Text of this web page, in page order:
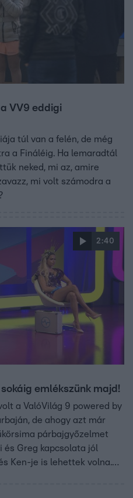
VV9 eddigi
túl van a felén, de még
a Fináléig. Ha lemaradtál
neked, mi az, amire
mi volt számodra a
2:40
emlékszünk majd!
a ValóVilág 9 powered by
de ahogy azt már
párbajgyőzelmet
Greg kapcsolata jól
Ken-je is lehettek volna.